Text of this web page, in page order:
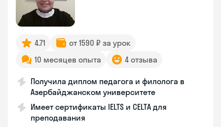
4.71
от 1590 ₽ за урок
10 месяцев опыта
4 отзыва
Получила диплом педагога и филолога в
Азербайджанском университете
Имеет сертификаты IELTS и CELTA для
преподавания